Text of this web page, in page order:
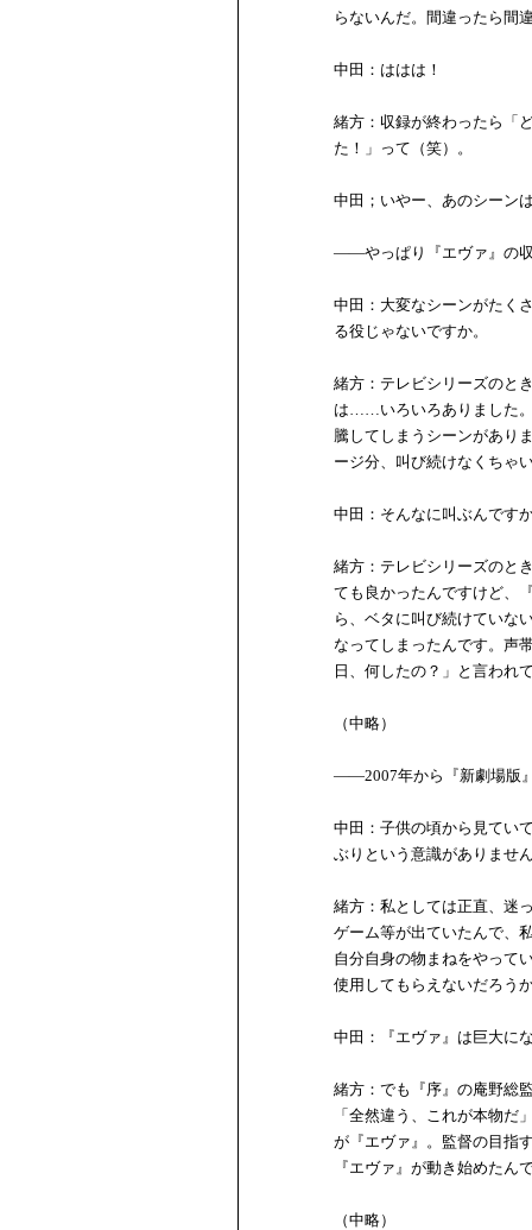
らないんだ。間違ったら間
中田：ははは！
緒方：収録が終わったら「
た！」って（笑）。
中田；いやー、あのシーン
――やっぱり『エヴァ』の
中田：大変なシーンがたく
る役じゃないですか。
緒方：テレビシリーズのと
は……いろいろありました
騰してしまうシーンがあり
ージ分、叫び続けなくちゃ
中田：そんなに叫ぶんです
緒方：テレビシリーズのと
ても良かったんですけど、
ら、ベタに叫び続けていな
なってしまったんです。声
日、何したの？」と言われ
（中略）
――2007年から『新劇場版
中田：子供の頃から見てい
ぶりという意識がありませ
緒方：私としては正直、迷
ゲーム等が出ていたんで、
自分自身の物まねをやって
使用してもらえないだろう
中田：『エヴァ』は巨大に
緒方：でも『序』の庵野総
「全然違う、これが本物
が『エヴァ』。監督の目指
『エヴァ』が動き始めたん
（中略）